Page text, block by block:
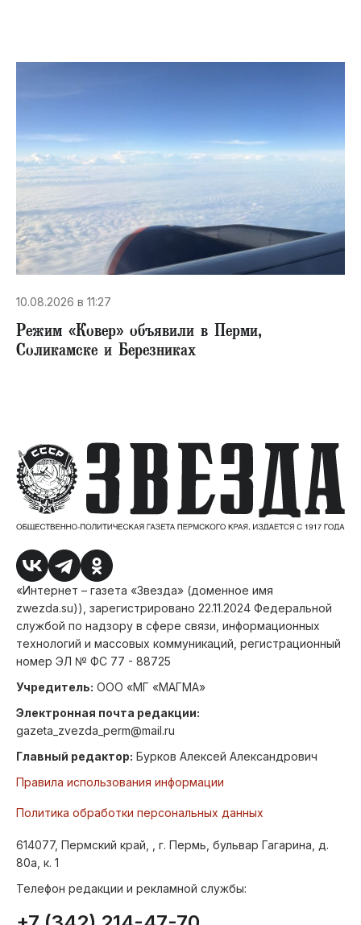
10.08.2026 в 11:27
Режим «Ковер» объявили в Перми,
Соликамске и Березниках
«Интернет – газета «Звезда» (доменное имя
zwezda.su)), зарегистрировано 22.11.2024 Федеральной
службой по надзору в сфере связи, информационных
технологий и массовых коммуникаций, регистрационный
номер ЭЛ № ФС 77 - 88725
Учредитель: ООО «МГ «МАГМА»
Электронная почта редакции:
gazeta_zvezda_perm@mail.ru
Главный редактор: Бурков Алексей Александрович
Правила использования информации
Политика обработки персональных данных
614077, Пермский край, , г. Пермь, бульвар Гагарина, д.
80а, к. 1
Телефон редакции и рекламной службы: